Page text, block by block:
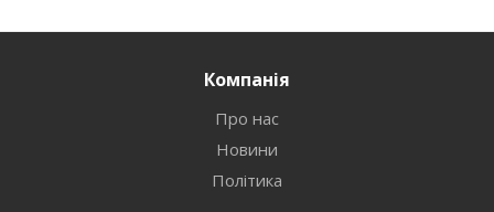
Компанія
Про нас
Новини
Політика